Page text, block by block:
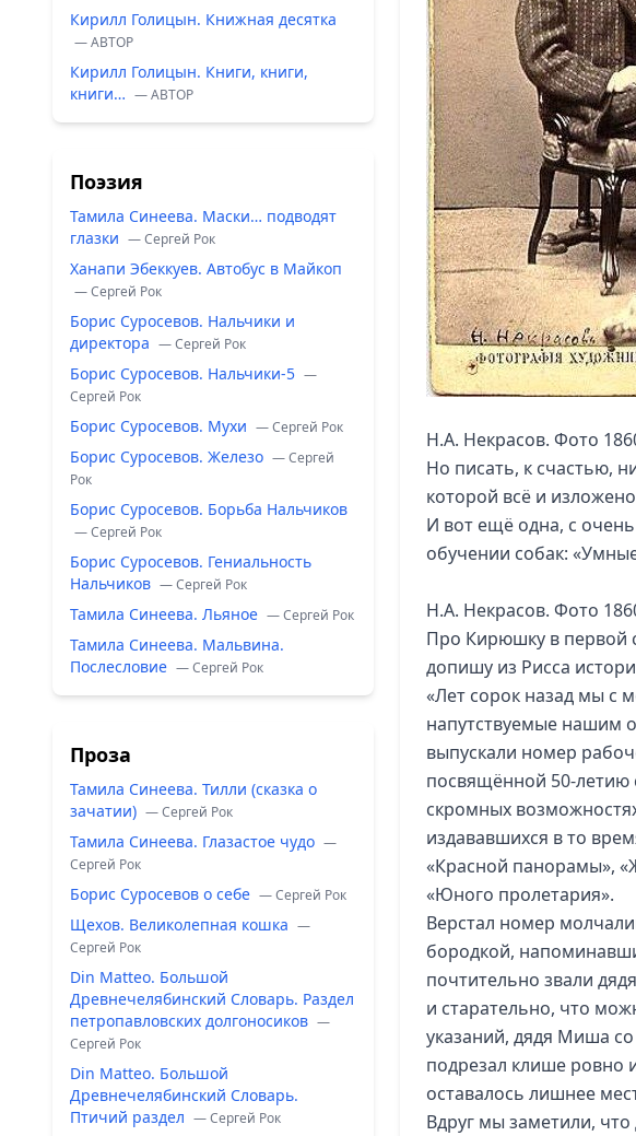
Кирилл Голицын. Книжная десятка
— ABTOP
Кирилл Голицын. Книги, книги,
книги… — ABTOP
Поэзия
Тамила Синеева. Маски… подводят
глазки — Сергей Рок
Ханапи Эбеккуев. Автобус в Майкоп
— Сергей Рок
Борис Суросевов. Нальчики и
директора — Сергей Рок
Борис Суросевов. Нальчики-5 —
Сергей Рок
Борис Суросевов. Мухи — Сергей Рок
Борис Суросевов. Железо — Сергей
Рок
Борис Суросевов. Борьба Нальчиков
— Сергей Рок
Борис Суросевов. Гениальность
Нальчиков — Сергей Рок
Тамила Синеева. Льяное — Сергей Рок
Тамила Синеева. Мальвина.
Послесловие — Сергей Рок
Проза
Тамила Синеева. Тилли (сказка о
зачатии) — Сергей Рок
Тамила Синеева. Глазастое чудо —
Сергей Рок
Борис Суросевов о себе — Сергей Рок
Щехов. Великолепная кошка —
Сергей Рок
Din Matteo. Большой
Древнечелябинский Словарь. Раздел
петропавловских долгоносиков —
Сергей Рок
Din Matteo. Большой
Древнечелябинский Словарь.
Птичий раздел — Сергей Рок
Н.А. Некрасов. Фото
Но писать, к счастью,
которой всё и
И вот ещё одна, с
обучении собак:
Н.А. Некрасов. Фото
Про Кирюшку в первой
допишу из Рисса
«Лет сорок назад мы с
напутствуемые нашим
выпускали номер
посвящённой 50-летию
скромных
издававшихся в то
«Красной панорамы»,
«Юного пролетария».
Верстал номер
бородкой,
почтительно звали
и старательно, что
указаний, дядя Миша
подрезал клише ровно
оставалось лишнее
Вдруг мы заметили,